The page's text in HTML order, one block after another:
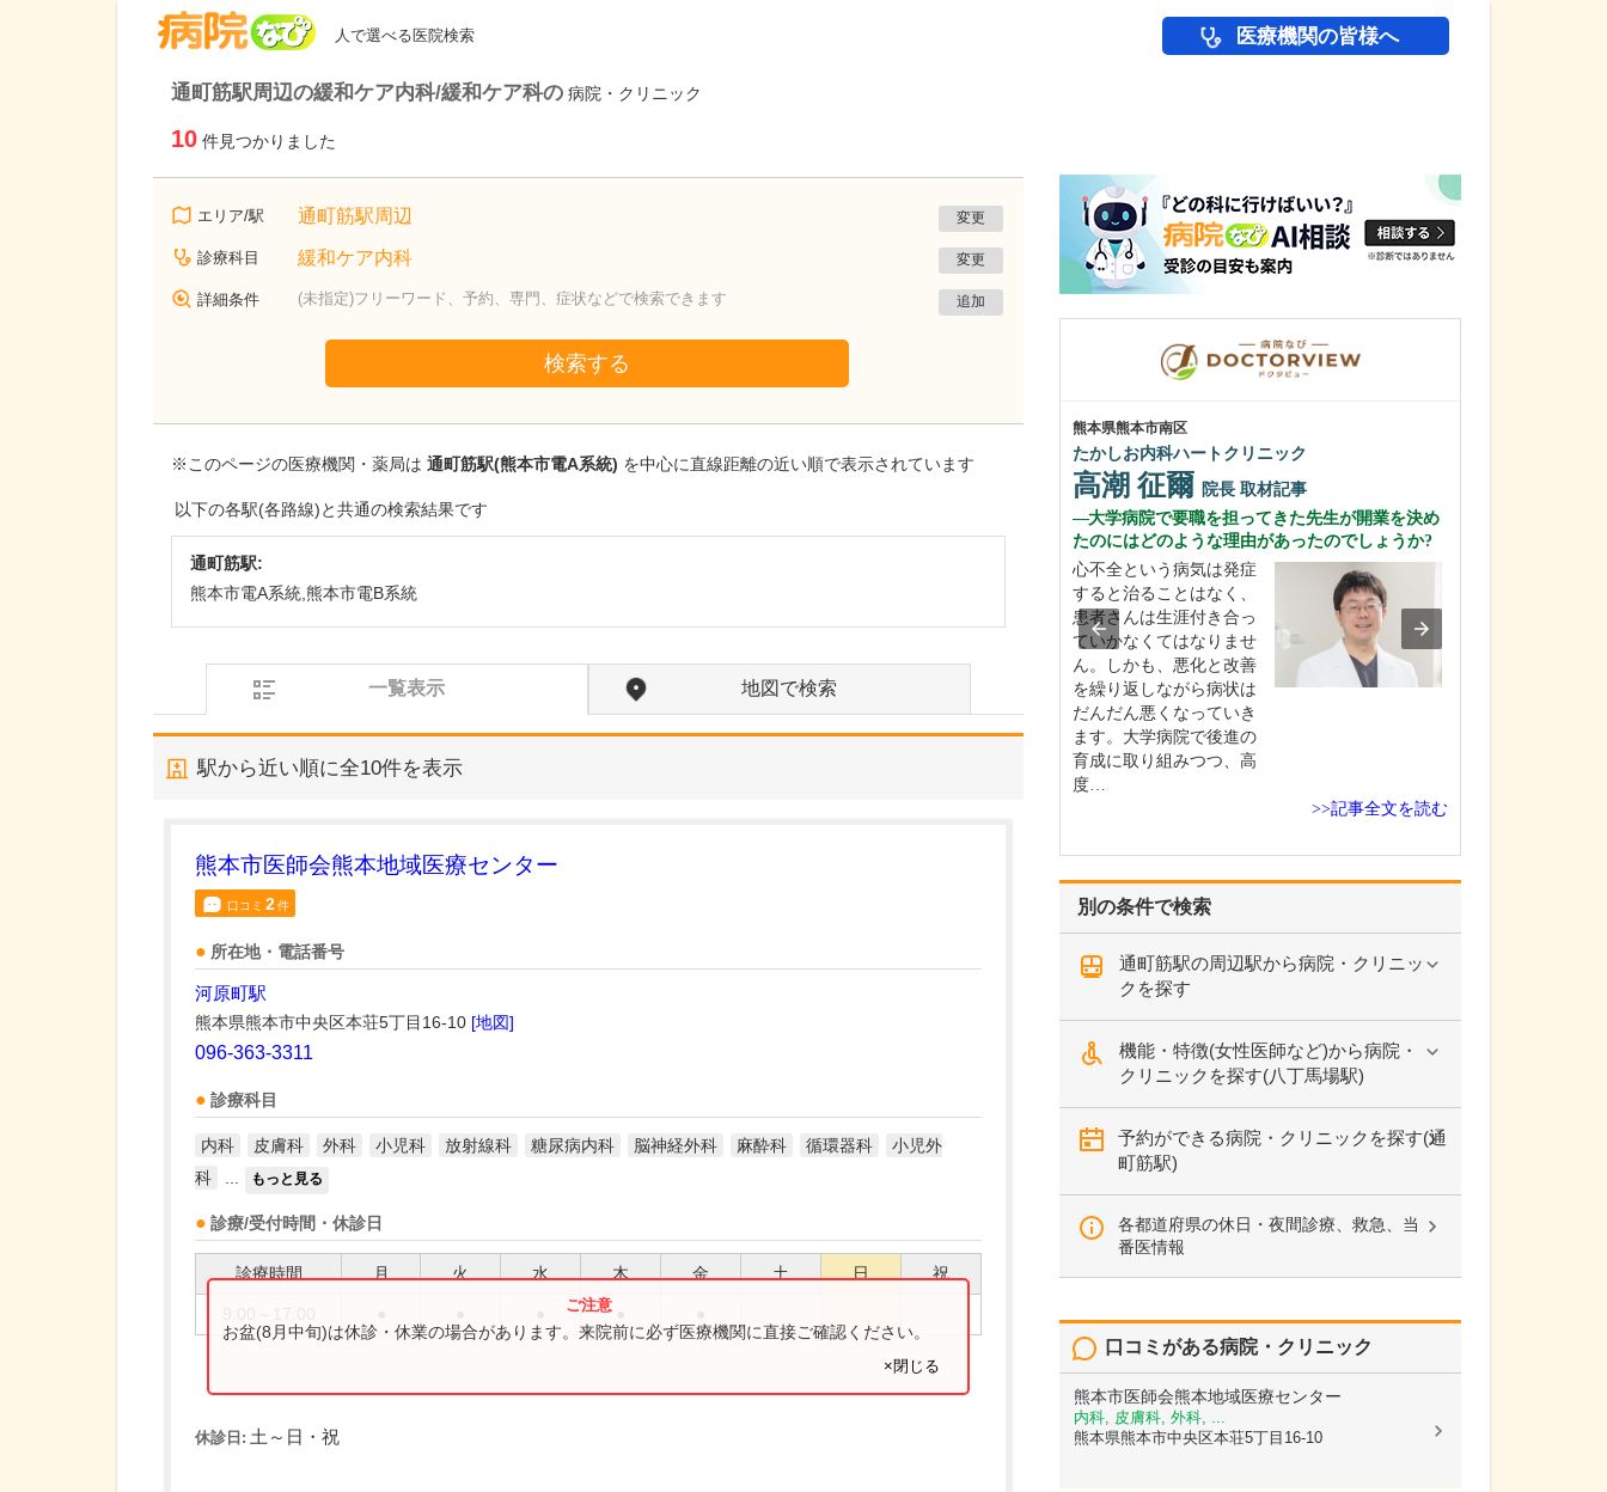
人で選べる医院検索 医療機関の皆様へ
通町筋駅周辺の緩和ケア内科/緩和ケア科の 病院・クリニック
10 件見つかりました
エリア/駅 通町筋駅周辺 変更
診療科目 緩和ケア内科 変更
詳細条件 (未指定)フリーワード、予約、専門、症状などで検索できます 追加
検索する
※このページの医療機関・薬局は 通町筋駅(熊本市電A系統) を中心に直線距離の近い順で表示されています
以下の各駅(各路線)と共通の検索結果です
通町筋駅:
熊本市電A系統,熊本市電B系統
一覧表示 地図で検索
駅から近い順に全10件を表示
熊本市医師会熊本地域医療センター
口コミ 2件
所在地・電話番号
河原町駅
熊本県熊本市中央区本荘5丁目16-10 [地図]
096-363-3311
診療科目
内科 皮膚科 外科 小児科 放射線科 糖尿病内科 脳神経外科 麻酔科 循環器科
小児外
科
もっと見る
診療/受付時間・休診日
診療時間 月 火 水 木 金 土 日 祝
お盆(8月中旬)は休診・休業の場合があります。来院前に必ず医療機関に直接ご確認ください。
×閉じる
休診日: 土～日・祝
別の条件で検索
通町筋駅の周辺駅から病院・クリニッ
クを探す
機能・特徴(女性医師など)から病院・
クリニックを探す(八丁馬場駅)
予約ができる病院・クリニックを探す(通
町筋駅)
各都道府県の休日・夜間診療、救急、当
番医情報
口コミがある病院・クリニック
熊本市医師会熊本地域医療センター
内科, 皮膚科, 外科, ...
熊本県熊本市中央区本荘5丁目16-10
熊本県熊本市南区
たかしお内科ハートクリニック
高潮 征爾 院長 取材記事
大学病院で要職を担ってきた先生が開業を決め
たのにはどのような理由があったのでしょうか?
心不全という病気は発症
すると治ることはなく、
患者さんは生涯付き合っ
ていかなくてはなりませ
ん。しかも、悪化と改善
を繰り返しながら病状は
だんだん悪くなっていき
ます。大学病院で後進の
育成に取り組みつつ、高
度…
>>記事全文を読む
東京都大田区
平和島駅前クリニック
れるのか教えてください。
内に結果をお伝えできる
体制を整えています。感
染症に関しては各種抗原
キットに加えて、状況に